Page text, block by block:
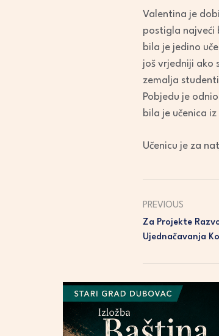
Valentina je
postigla najveći
bila je jedino
još vrjedniji ako
zemalja
Pobjedu je
bila je učenica iz
Učenicu je za
PREVIOUS
Za Projekte
Ujednačavanja